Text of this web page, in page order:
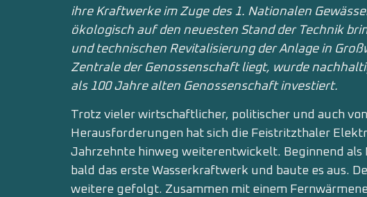
ihre Kraftwerke im Zuge des 1. Nationalen
ökologisch auf den neuesten Stand der Technik
und technischen Revitalisierung der Anlage in
Zentrale der Genossenschaft liegt, wurde
als 100 Jahre alten Genossenschaft investiert.
Trotz vieler wirtschaftlicher, politischer und auch
Herausforderungen hat sich die Feistritzthaler
Jahrzehnte hinweg weiterentwickelt. Beginnend als
bald das erste Wasserkraftwerk und baute es aus.
weitere gefolgt. Zusammen mit einem